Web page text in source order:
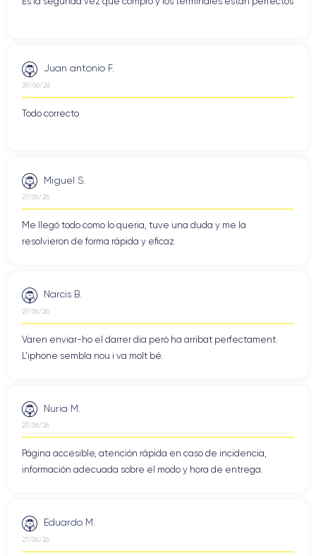
Juan antonio F.
29/06/26
Todo correcto
Miguel S.
27/06/26
Me llegó todo como lo queria, tuve una duda y me la
resolvieron de forma rápida y eficaz
Narcis B.
27/06/26
Varen enviar-ho el darrer dia però ha arribat perfectament.
L'iphone sembla nou i va molt bé.
Nuria M.
27/06/26
Página accesible, atención rápida en caso de incidencia,
información adecuada sobre el modo y hora de entrega.
Eduardo M.
27/06/26